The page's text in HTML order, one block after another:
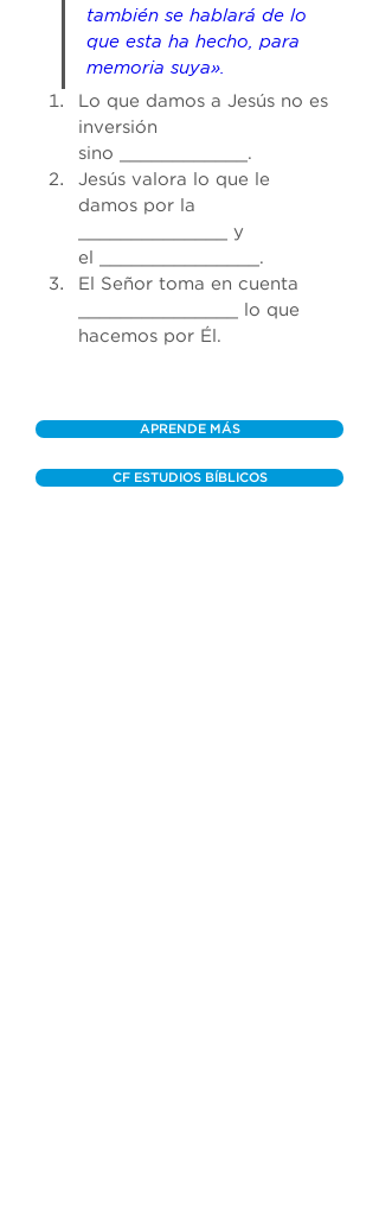
también se hablará de lo
que esta ha hecho, para
memoria suya».
Lo que damos a Jesús no es
inversión
sino
.
Jesús valora lo que le
damos por la
y
el
.
El Señor toma en cuenta
lo que
hacemos por Él.
APRENDE MÁS
CF ESTUDIOS BÍBLICOS